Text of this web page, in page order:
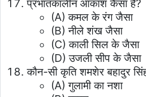
प्रभातकालीन आकाश कैसा है?
(A) कमल के रंग जैसा
(B) नीले शंख जैसा
(C) काली सिल के जैसा
(D) उजली सीप के जैसा
कौन-सी कृति शमशेर बहादुर
(A) गुलामी का नशा